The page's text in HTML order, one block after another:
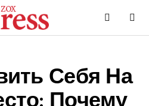
Себя На